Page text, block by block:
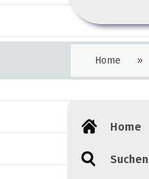
Home »
Home
Suchen